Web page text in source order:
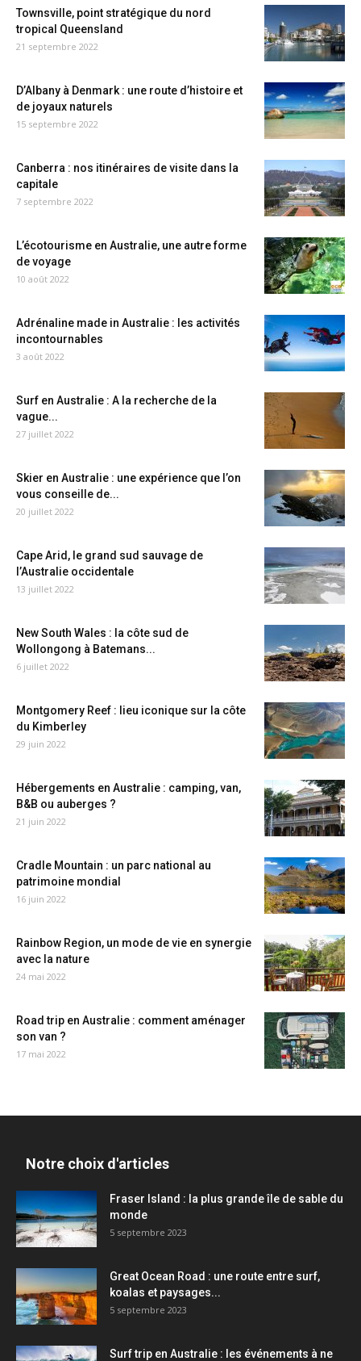
Townsville, point stratégique du nord
tropical Queensland
21 septembre 2022
D’Albany à Denmark : une route d’histoire et
de joyaux naturels
15 septembre 2022
Canberra : nos itinéraires de visite dans la
capitale
7 septembre 2022
L’écotourisme en Australie, une autre forme
de voyage
10 août 2022
Adrénaline made in Australie : les activités
incontournables
3 août 2022
Surf en Australie : A la recherche de la
vague...
27 juillet 2022
Skier en Australie : une expérience que l’on
vous conseille de...
20 juillet 2022
Cape Arid, le grand sud sauvage de
l’Australie occidentale
13 juillet 2022
New South Wales : la côte sud de
Wollongong à Batemans...
6 juillet 2022
Montgomery Reef : lieu iconique sur la côte
du Kimberley
29 juin 2022
Hébergements en Australie : camping, van,
B&B ou auberges ?
21 juin 2022
Cradle Mountain : un parc national au
patrimoine mondial
16 juin 2022
Rainbow Region, un mode de vie en synergie
avec la nature
24 mai 2022
Road trip en Australie : comment aménager
son van ?
17 mai 2022
Notre choix d'articles
Fraser Island : la plus grande île de sable du
monde
5 septembre 2023
Great Ocean Road : une route entre surf,
koalas et paysages...
5 septembre 2023
Surf trip en Australie : les événements à ne